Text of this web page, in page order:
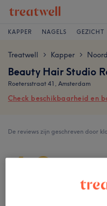
KAPPER NAGELS GEZICHT
Treatwell > Kapper >
Beauty Hair Studio
Roetersstraat 41, Amsterdam
Check beschikbaarheid en
De reviews zijn geschreven door
4,9